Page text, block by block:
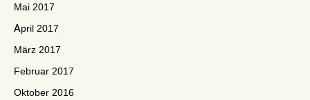
Mai 2017
April 2017
März 2017
Februar 2017
Oktober 2016